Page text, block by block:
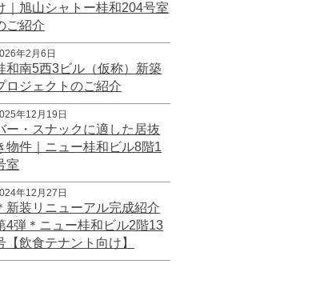
｜旭山シャトー桂和204号室
ご紹介
年2月6日
和南5西3ビル（仮称）新築
ロジェクトのご紹介
年12月19日
ー・スナックに適した居抜
物件｜ニュー桂和ビル8階1
室
年12月27日
新装リニューアル完成紹介
4弾＊ニュー桂和ビル2階13
【飲食テナント向け】